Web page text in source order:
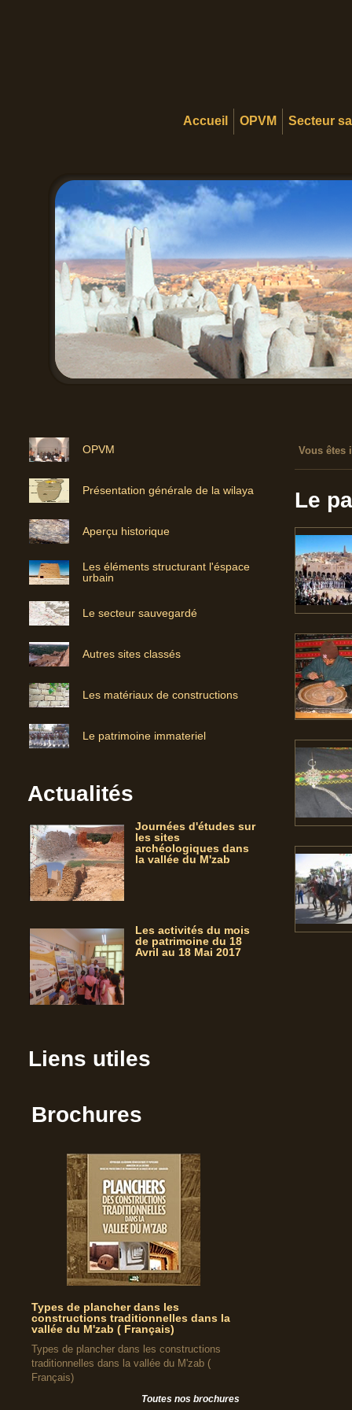
Accueil OPVM Secteur
OPVM
Présentation générale de la wilaya
Aperçu historique
Les éléments structurant l'éspace
urbain
Le secteur sauvegardé
Autres sites classés
Les matériaux de constructions
Le patrimoine immateriel
Actualités
Journées d'études sur
les sites
archéologiques dans
la vallée du M'zab
Les activités du mois
de patrimoine du 18
Avril au 18 Mai 2017
Liens utiles
Brochures
Types de plancher dans les
constructions traditionnelles dans la
vallée du M'zab ( Français)
Types de plancher dans les constructions
traditionnelles dans la vallée du M'zab (
Français)
Toutes nos brochures
Vous êtes
Le